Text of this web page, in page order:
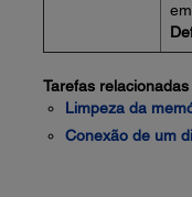
em
Tarefas relacionadas
Limpeza da
Conexão de um